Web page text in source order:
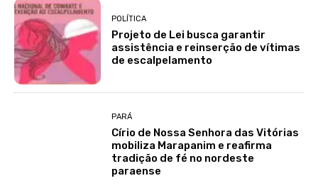
POLÍTICA
Projeto de Lei busca garantir
assistência e reinserção de vítimas
de escalpelamento
PARÁ
Círio de Nossa Senhora das Vitórias
mobiliza Marapanim e reafirma
tradição de fé no nordeste
paraense